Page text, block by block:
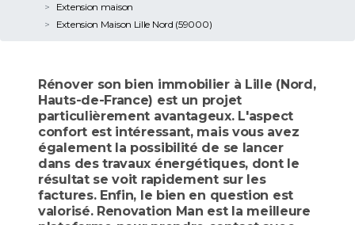
Extension maison
Extension Maison Lille Nord (59000)
Rénover son bien immobilier à Lille (Nord,
Hauts-de-France) est un projet
particulièrement avantageux. L'aspect
confort est intéressant, mais vous avez
également la possibilité de se lancer
dans des travaux énergétiques, dont le
résultat se voit rapidement sur les
factures. Enfin, le bien en question est
valorisé. Renovation Man est la meilleure